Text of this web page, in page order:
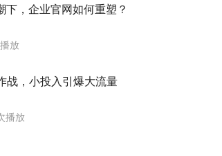
下，企业官网如何重塑？
放
战，小投入引爆大流量
播放